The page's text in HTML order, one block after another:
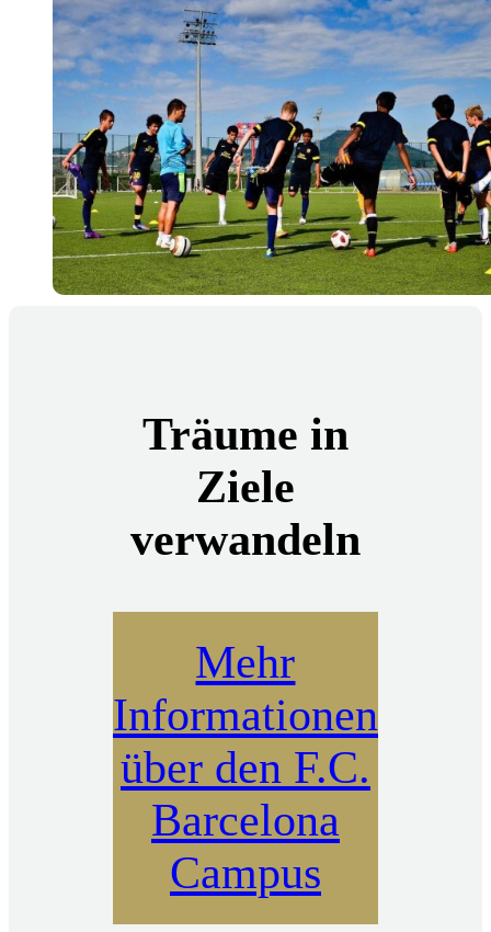
Träume in
Ziele
verwandeln
Mehr
Informationen
über den F.C.
Barcelona
Campus